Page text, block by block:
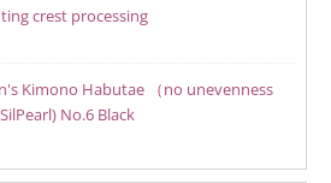
crest processing
Kimono Habutae （no unevenness
No.6 Black